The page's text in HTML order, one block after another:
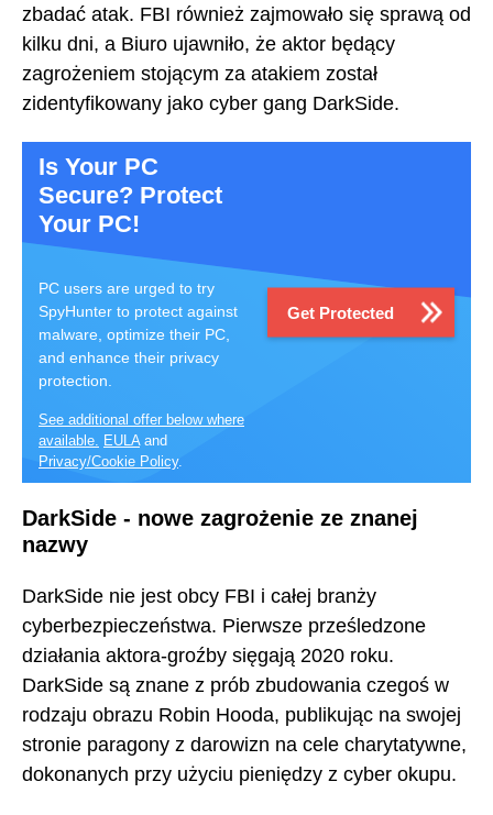
zbadać atak. FBI również zajmowało się sprawą od
kilku dni, a Biuro ujawniło, że aktor będący
zagrożeniem stojącym za atakiem został
zidentyfikowany jako cyber gang DarkSide.
Is Your PC
Secure? Protect
Your PC!
PC users are urged to try
SpyHunter to protect against
malware, optimize their PC,
and enhance their privacy
protection.
Get Protected
See additional offer below where
available. EULAand
Privacy/Cookie Policy.
DarkSide - nowe zagrożenie ze znanej
nazwy
DarkSide nie jest obcy FBI i całej branży
cyberbezpieczeństwa. Pierwsze prześledzone
działania aktora-groźby sięgają 2020 roku.
DarkSide są znane z prób zbudowania czegoś w
rodzaju obrazu Robin Hooda, publikując na swojej
stronie paragony z darowizn na cele charytatywne,
dokonanych przy użyciu pieniędzy z cyber okupu.